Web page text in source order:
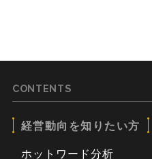
CONTENTS
経営動向を知りたい方
ホットワード分析